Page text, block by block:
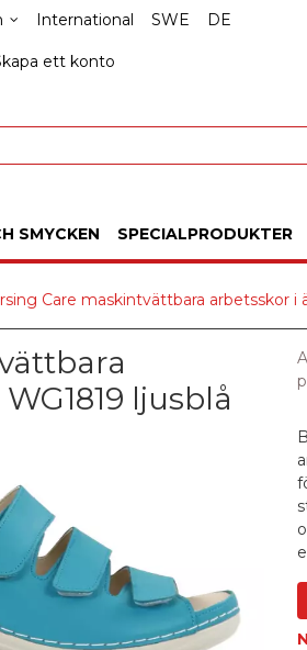
International SWE DE
ett konto
SMYCKEN SPECIALPRODUKTER
Care maskintvättbara arbetsskor i
ljusblå